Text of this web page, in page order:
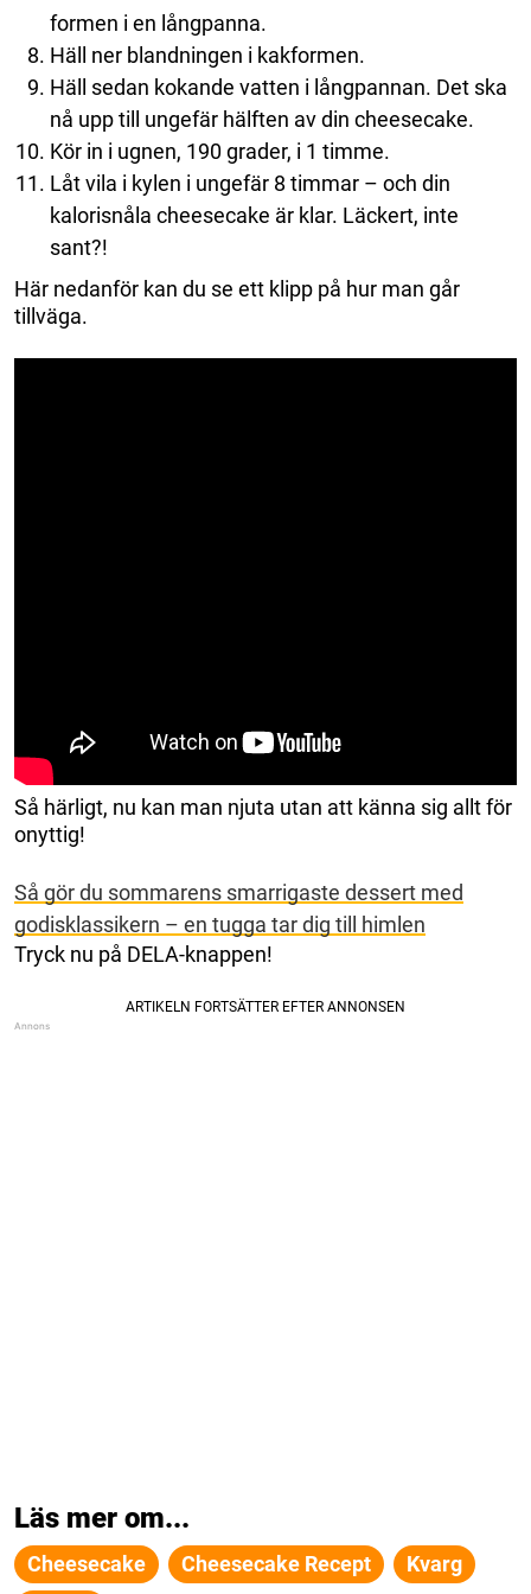
formen i en långpanna.
Häll ner blandningen i kakformen.
Häll sedan kokande vatten i långpannan. Det ska
nå upp till ungefär hälften av din cheesecake.
Kör in i ugnen, 190 grader, i 1 timme.
Låt vila i kylen i ungefär 8 timmar – och din
kalorisnåla cheesecake är klar. Läckert, inte
sant?!
Här nedanför kan du se ett klipp på hur man går
tillväga.
Så härligt, nu kan man njuta utan att känna sig allt för
onyttig!
Så gör du sommarens smarrigaste dessert med
godisklassikern – en tugga tar dig till himlen
Tryck nu på DELA-knappen!
Läs mer om...
Cheesecake Cheesecake Recept
Kvarg